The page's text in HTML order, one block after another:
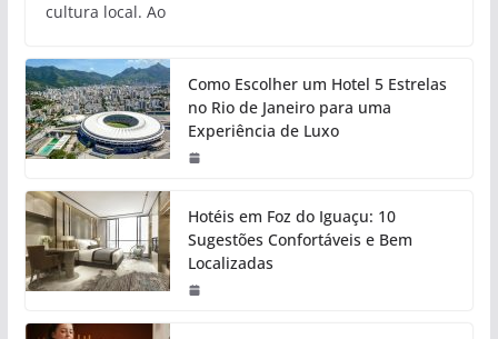
cultura local. Ao
Como Escolher um Hotel 5 Estrelas
no Rio de Janeiro para uma
Experiência de Luxo
Hotéis em Foz do Iguaçu: 10
Sugestões Confortáveis e Bem
Localizadas